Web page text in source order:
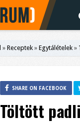
» Receptek » Egytálételek »
SHARE ON FACEBOOK
Töltött